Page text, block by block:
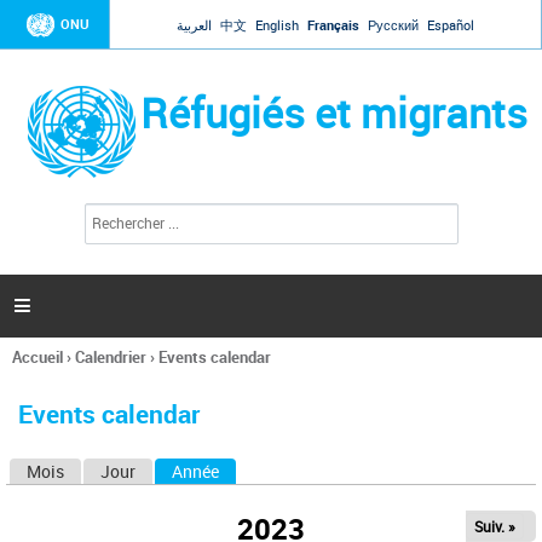
Jump to navigation
ONU العربية 中文 English Français Русский Español
Réfugiés et migrants
l
c
h
e

Vous
ici
Accueil›Calendrier› Events calendar
Events calendar
Mois Jour Année
2023 Suiv. »